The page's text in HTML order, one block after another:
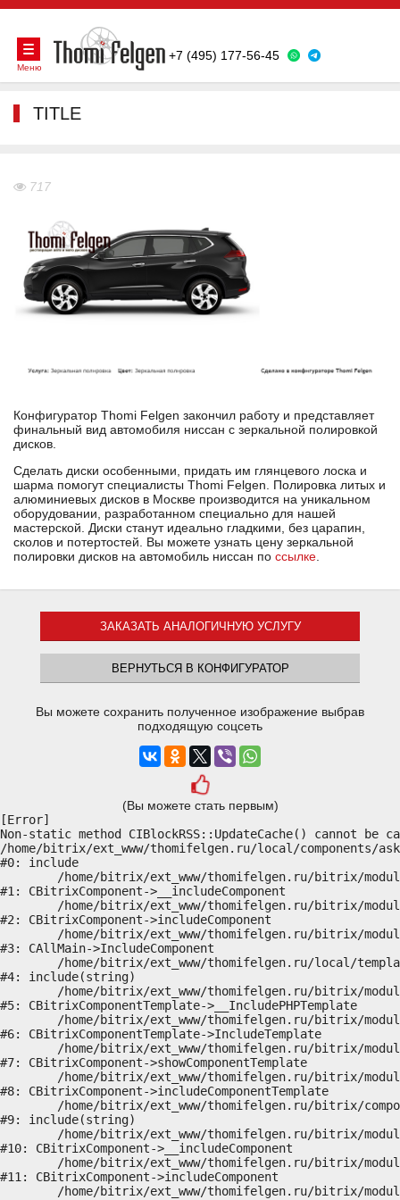
+7 (495) 177-56-45
Меню
TITLE
717
Конфигуратор Thomi Felgen закончил работу и представляет
финальный вид автомобиля ниссан с зеркальной полировкой
дисков.
Сделать диски особенными, придать им глянцевого лоска и
шарма помогут специалисты Thomi Felgen. Полировка литых и
алюминиевых дисков в Москве производится на уникальном
оборудовании, разработанном специально для нашей
мастерской. Диски станут идеально гладкими, без царапин,
сколов и потертостей. Вы можете узнать цену зеркальной
полировки дисков на автомобиль ниссан по ссылке.
ЗАКАЗАТЬ АНАЛОГИЧНУЮ УСЛУГУ
ВЕРНУТЬСЯ В КОНФИГУРАТОР
Вы можете сохранить полученное изображение выбрав
подходящую соцсеть
(Вы можете стать первым)
[Error]
Non-static method CIBlockRSS::UpdateCache() cannot
/home/bitrix/ext_www/thomifelgen.ru/local/components/
#0: include
#1: CBitrixComponent->__includeComponent
#2: CBitrixComponent->includeComponent
#3: CAllMain->IncludeComponent
#4: include(string)
#5: CBitrixComponentTemplate->__IncludePHPTemplate
#6: CBitrixComponentTemplate->IncludeTemplate
#7: CBitrixComponent->showComponentTemplate
#8: CBitrixComponent->includeComponentTemplate
#9: include(string)
#10: CBitrixComponent->__includeComponent
#11: CBitrixComponent->includeComponent